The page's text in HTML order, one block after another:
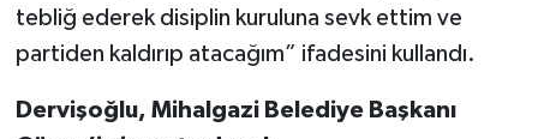
tebliğ ederek disiplin kuruluna sevk ettim ve
partiden kaldırıp atacağım” ifadesini kullandı.
Dervişoğlu, Mihalgazi Belediye Başkanı